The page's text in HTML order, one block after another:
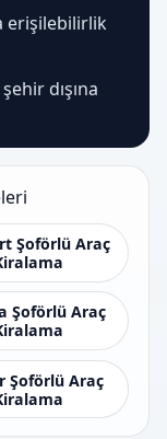
erişilebilirlik
dışına
Şoförlü Araç
Şoförlü Araç
Şoförlü Araç